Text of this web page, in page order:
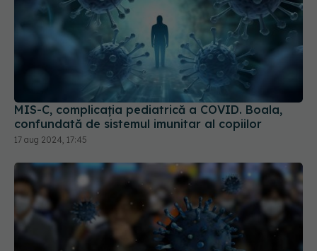
MIS-C, complicația pediatrică a COVID. Boala,
confundată de sistemul imunitar al copiilor
17 aug 2024, 17:45